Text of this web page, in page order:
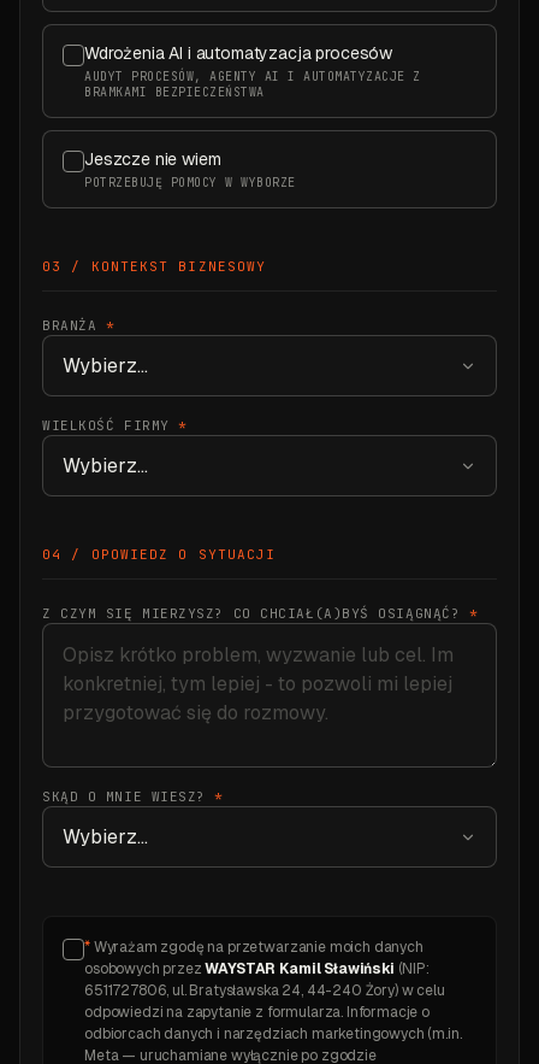
Wdrożenia AI i automatyzacja procesów
AUDYT PROCESÓW, AGENTY AI I AUTOMATYZACJE Z
BRAMKAMI BEZPIECZEŃSTWA
Jeszcze nie wiem
POTRZEBUJĘ POMOCY W WYBORZE
03 / KONTEKST BIZNESOWY
BRANŻA *
WIELKOŚĆ FIRMY*
04 / OPOWIEDZ O SYTUACJI
Z CZYM SIĘ MIERZYSZ? CO CHCIAŁ(A)BYŚ OSIĄGNĄĆ? *
SKĄD O MNIE WIESZ?*
*Wyrażam zgodę na przetwarzanie moich danych
osobowych przezWAYSTAR Kamil Sławiński (NIP:
6511727806, ul. Bratysławska 24, 44-240 Żory) w celu
odpowiedzi na zapytanie z formularza. Informacje o
odbiorcach danych i narzędziach marketingowych (m.in.
Meta — uruchamiane wyłącznie po zgodzie